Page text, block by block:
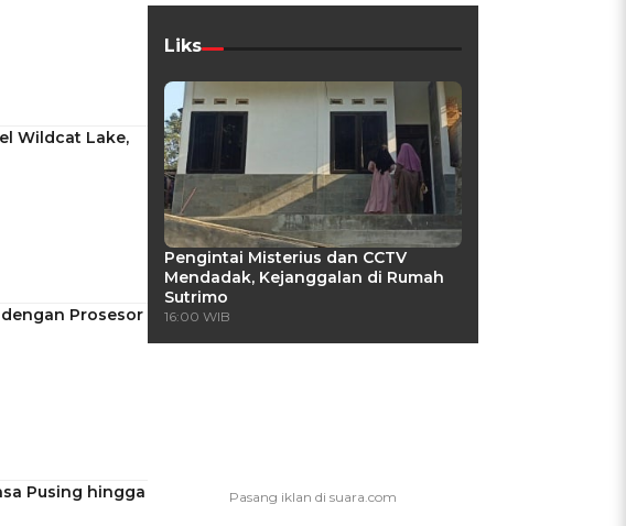
Wildcat Lake,
Prosesor
Pusing hingga
Liks
Pengintai Misterius dan CCTV
Mendadak, Kejanggalan di Rumah
Sutrimo
16:00 WIB